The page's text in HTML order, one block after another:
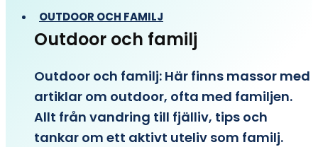
OUTDOOR OCH FAMILJ
Outdoor och familj
Outdoor och familj: Här finns massor med
artiklar om outdoor, ofta med familjen.
Allt från vandring till fjälliv, tips och
tankar om ett aktivt uteliv som familj.